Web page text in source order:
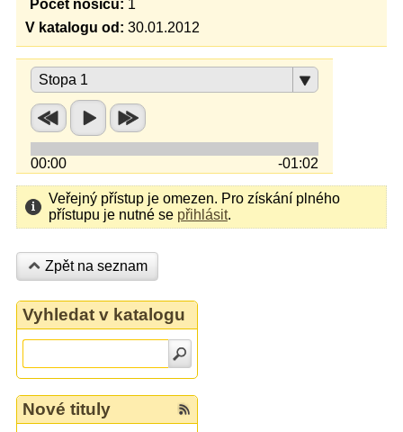
Počet nosičů: 1
V katalogu od: 30.01.2012
Stopa 1
00:00 -01:02
Veřejný přístup je omezen. Pro získání plného
přístupu je nutné se přihlásit.
Zpět na seznam
Vyhledat v katalogu
Nové tituly